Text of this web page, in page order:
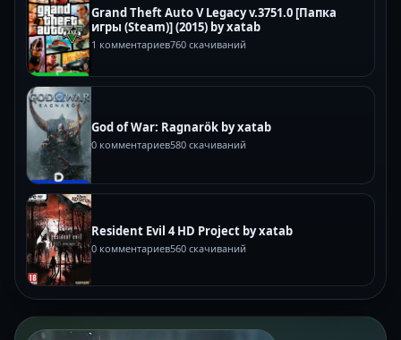
Grand Theft Auto V Legacy v.3751.0 [Папка
игры (Steam)] (2015) by xatab
1 комментариев760 скачиваний
God of War: Ragnarök by xatab
0 комментариев580 скачиваний
Resident Evil 4 HD Project by xatab
0 комментариев560 скачиваний